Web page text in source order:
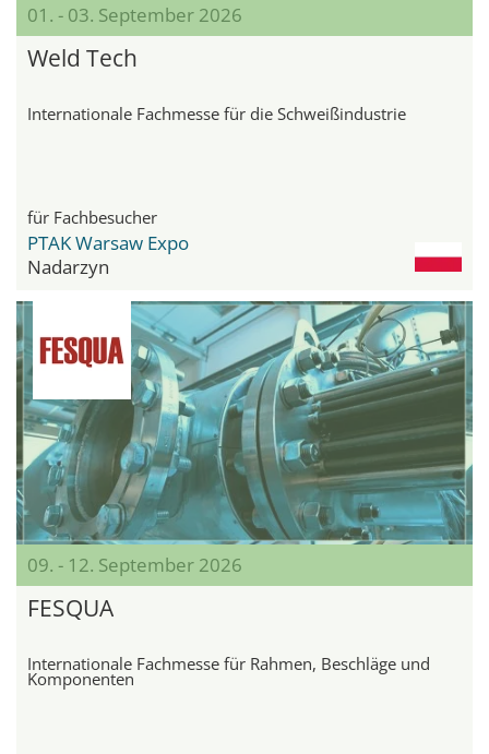
01. - 03. September 2026
Weld Tech
Internationale Fachmesse für die Schweißindustrie
für Fachbesucher
PTAK Warsaw Expo
Nadarzyn
09. - 12. September 2026
FESQUA
Internationale Fachmesse für Rahmen, Beschläge und
Komponenten